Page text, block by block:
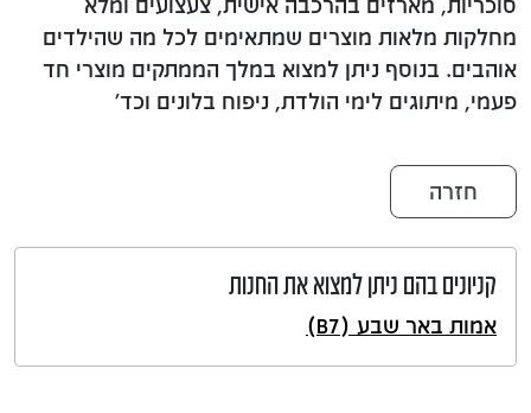
מחלקות מלאות מוצרים שמתאימים לכל מה שהילדים
אוהבים. בנוסף ניתן למצוא במלך הממתקים מוצרי חד
פעמי, מיתוגים לימי הולדת, ניפוח בלונים וכד'
חזרה
קניונים בהם ניתן למצוא את החנות
אמות באר שבע (B7)